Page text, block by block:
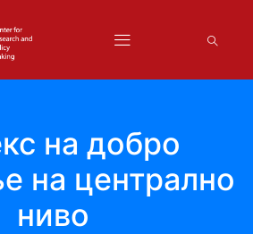
на добро
на централно
ниво